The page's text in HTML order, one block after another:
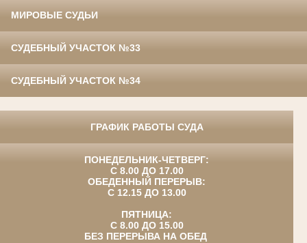
МИРОВЫЕ СУДЬИ
СУДЕБНЫЙ УЧАСТОК №33
СУДЕБНЫЙ УЧАСТОК №34
ГРАФИК РАБОТЫ СУДА
ПОНЕДЕЛЬНИК-ЧЕТВЕРГ:
С 8.00 ДО 17.00
ОБЕДЕННЫЙ ПЕРЕРЫВ:
С 12.15 ДО 13.00
ПЯТНИЦА:
С 8.00 ДО 15.00
БЕЗ ПЕРЕРЫВА НА ОБЕД